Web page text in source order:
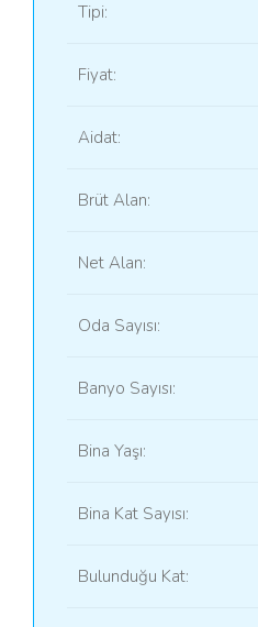
Tipi:
Fiyat:
Aidat:
Brüt Alan:
Net Alan:
Oda Sayısı:
Banyo Sayısı:
Bina Yaşı:
Bina Kat Sayısı:
Bulunduğu Kat: